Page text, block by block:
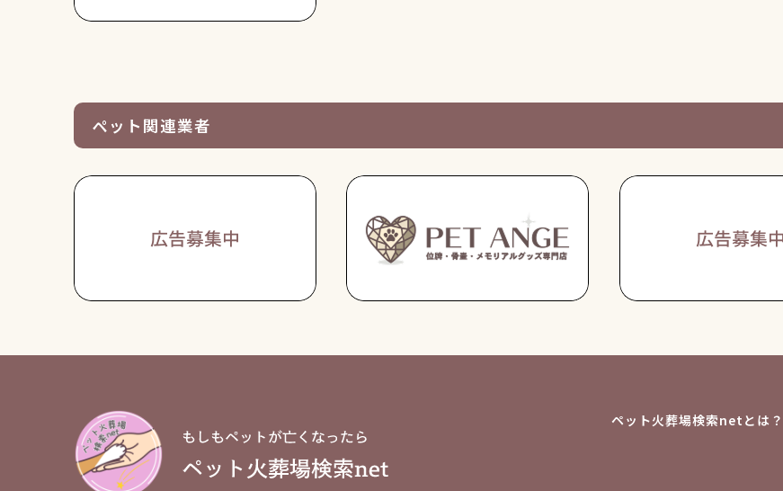
ペット関連業者
ペット火葬場検索netとは？